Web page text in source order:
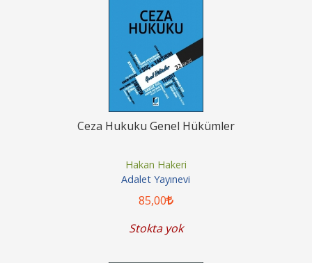
Ceza Hukuku Genel Hükümler
Hakan Hakeri
Adalet Yayınevi
85,00
Stokta yok